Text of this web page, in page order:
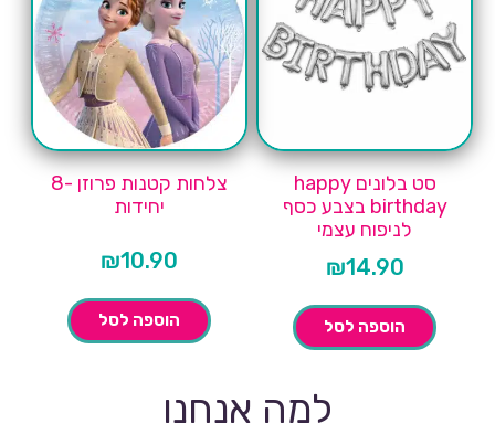
סט בלונים happy
birthday בצבע כסף
לניפוח עצמי
₪14.90
הוספה לסל
צלחות קטנות פרוזן -8
יחידות
₪10.90
הוספה לסל
למה אנחנו